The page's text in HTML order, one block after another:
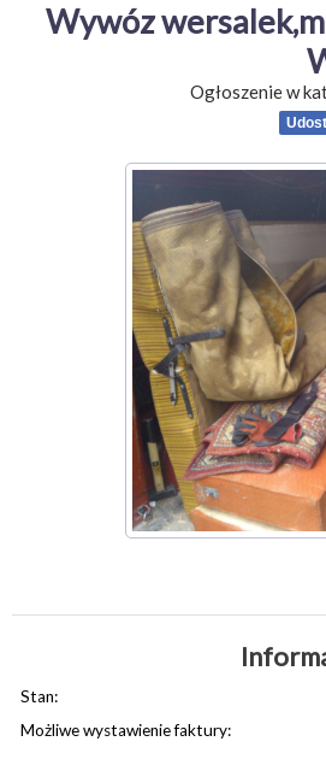
Wywóz
Ogłoszenie w
Stan:
Możliwe wystawienie faktury: